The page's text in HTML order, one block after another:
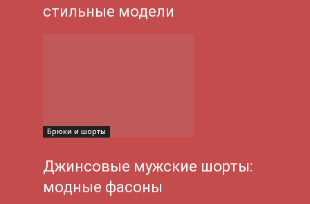
стильные модели
Брюки и шорты
Джинсовые мужские шорты:
модные фасоны